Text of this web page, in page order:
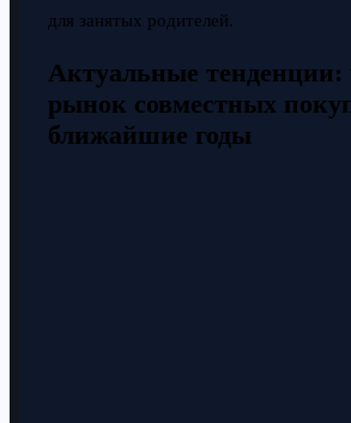
для занятых родителей.
Актуальные тенденции:
рынок совместных
ближайшие годы